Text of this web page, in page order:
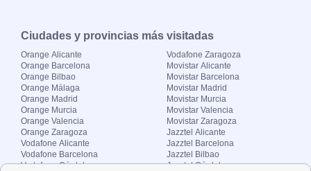
Ciudades y provincias más visitadas
Orange Alicante
Orange Barcelona
Orange Bilbao
Orange Málaga
Orange Madrid
Orange Murcia
Orange Valencia
Orange Zaragoza
Vodafone Alicante
Vodafone Barcelona
Vodafone Córdoba
Vodafone Zaragoza
Movistar Alicante
Movistar Barcelona
Movistar Madrid
Movistar Murcia
Movistar Valencia
Movistar Zaragoza
Jazztel Alicante
Jazztel Barcelona
Jazztel Bilbao
Jazztel Córdoba